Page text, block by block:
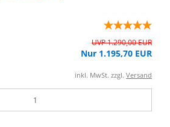
UVP 1.290,00 EUR
Nur 1.195,70 EUR
inkl. MwSt. zzgl. Versand